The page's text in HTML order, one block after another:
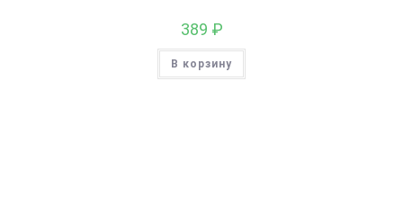
389 ₽
В корзину